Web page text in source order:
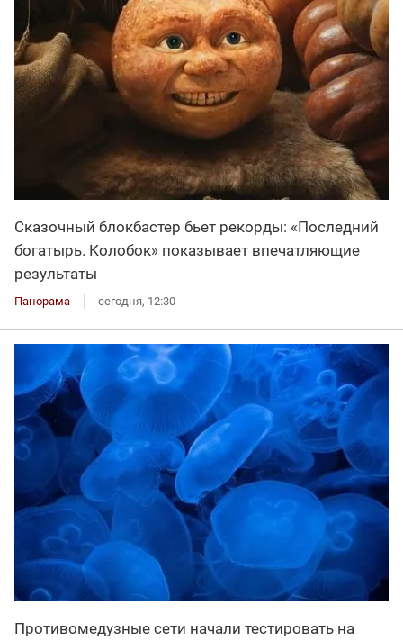
Сказочный блокбастер бьет рекорды: «Последний
богатырь. Колобок» показывает впечатляющие
результаты
Панорама сегодня, 12:30
Противомедузные сети начали тестировать на